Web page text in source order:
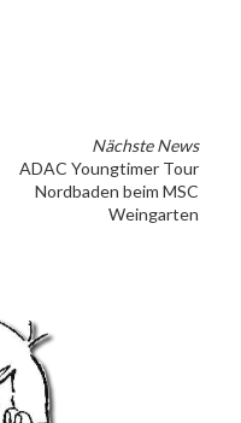
Nächste News
ADAC Youngtimer Tour
Nordbaden beim MSC
Weingarten